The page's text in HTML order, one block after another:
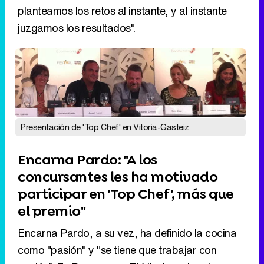
planteamos los retos al instante, y al instante
juzgamos los resultados".
Presentación de 'Top Chef' en Vitoria-Gasteiz
Encarna Pardo: "A los
concursantes les ha motivado
participar en 'Top Chef', más que
el premio"
Encarna Pardo, a su vez, ha definido la cocina
como "pasión" y "se tiene que trabajar con